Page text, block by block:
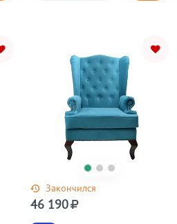
Закончился
46 190